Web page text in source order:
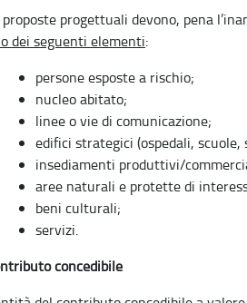
proposte progettuali devono, pena
dei seguenti elementi:
persone esposte a rischio;
nucleo abitato;
linee o vie di comunicazione;
edifici strategici (ospedali,
insediamenti produttivi/
aree naturali e protette di
beni culturali;
servizi.
concedibile